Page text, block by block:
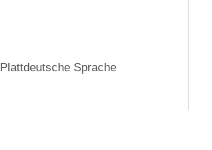
Plattdeutsche Sprache